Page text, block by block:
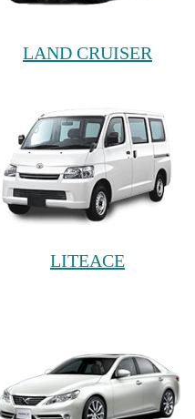
LAND CRUISER
LITEACE